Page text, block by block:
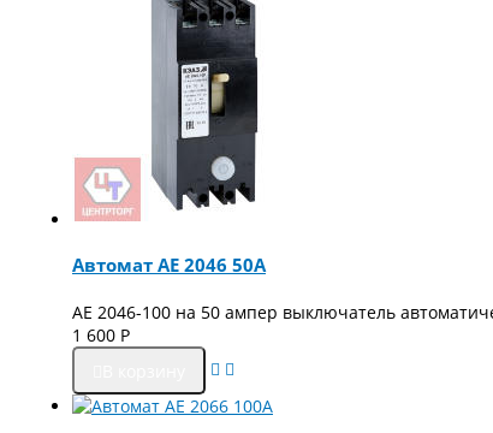
Автомат АЕ 2046 50А
АЕ 2046-100 на 50 ампер выключатель
1 600 Р